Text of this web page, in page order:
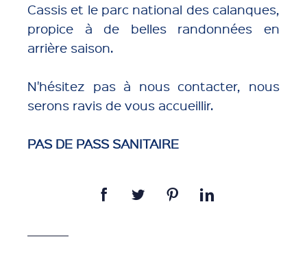
Cassis et le parc national des calanques,
propice à de belles randonnées en
arrière saison.
N'hésitez pas à nous contacter, nous
serons ravis de vous accueillir.
PAS DE PASS SANITAIRE